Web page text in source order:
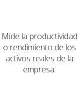
Mide la productividad
o rendimiento de los
activos reales de la
empresa.